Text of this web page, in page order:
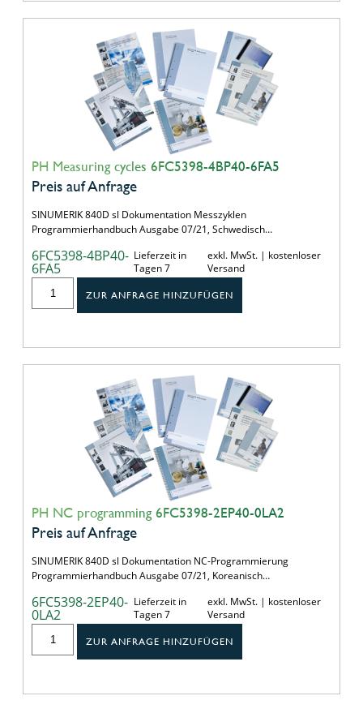
PH Measuring cycles 6FC5398-4BP40-6FA5
Preis auf Anfrage
SINUMERIK 840D sl Dokumentation Messzyklen
Programmierhandbuch Ausgabe 07/21, Schwedisch…
6FC5398-4BP40-
6FA5
Lieferzeit in
Tagen 7
exkl. MwSt. | kostenloser
Versand
ZUR ANFRAGE HINZUFÜGEN
PH NC programming 6FC5398-2EP40-0LA2
Preis auf Anfrage
SINUMERIK 840D sl Dokumentation NC-Programmierung
Programmierhandbuch Ausgabe 07/21, Koreanisch…
6FC5398-2EP40-
0LA2
Lieferzeit in
Tagen 7
exkl. MwSt. | kostenloser
Versand
ZUR ANFRAGE HINZUFÜGEN